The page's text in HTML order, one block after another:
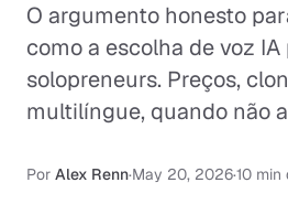
O argumento honesto
como a escolha de voz
solopreneurs. Preços,
multilíngue, quando não
Por Alex Renn·May 20, 2026·10 min